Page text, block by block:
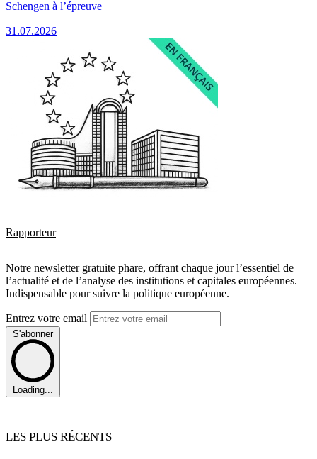
Schengen à l’épreuve
31.07.2026
Rapporteur
Notre newsletter gratuite phare, offrant chaque jour l’essentiel de
l’actualité et de l’analyse des institutions et capitales européennes.
Indispensable pour suivre la politique européenne.
Entrez votre email
S'abonner
Loading...
LES PLUS RÉCENTS